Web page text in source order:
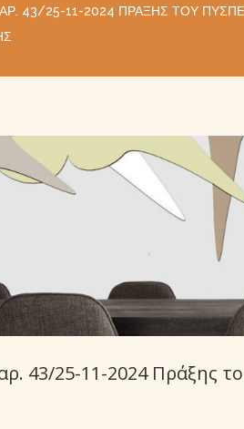
43/25-11-2024 ΠΡΆΞΗΣ ΤΟΥ ΠΥΣΠΕ
43/25-11-2024 Πράξης